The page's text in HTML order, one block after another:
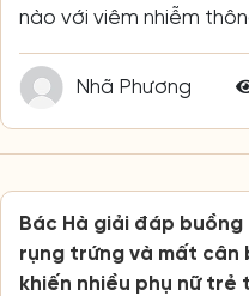
nào với viêm nhiễm
Nhã Phương
Bác Hà giải đáp
rụng trứng và mất cân
khiến nhiều phụ nữ